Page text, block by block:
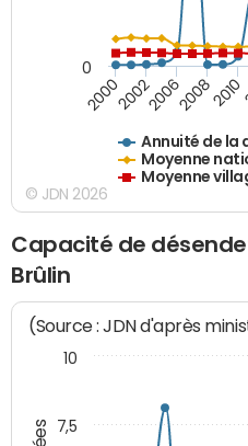
Annuité de
Moyenne
Moyenne
20002002200620082010
0
© JDN 2026
Capacité de
Brûlin
(Source : JDN d'après
7,5
10